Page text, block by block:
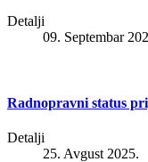
Detalji
09. Septembar
Radnopravni status
Detalji
25. Avgust 2025.